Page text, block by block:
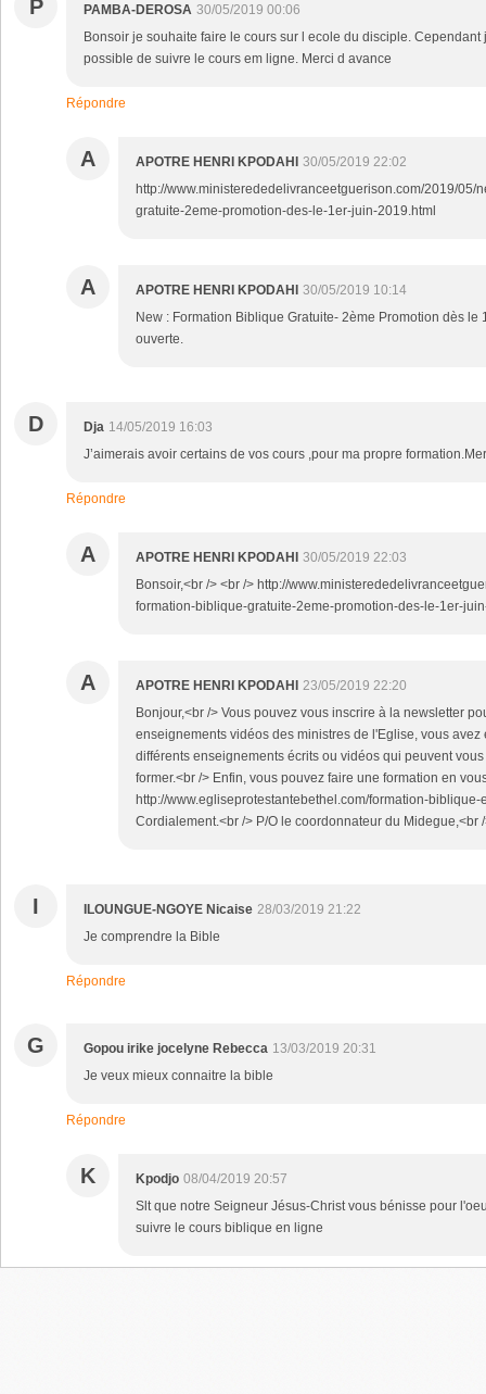
P PAMBA-DEROSA 30/05/2019 00:06
Bonsoir je souhaite faire le cours sur l ecole du disciple.
possible de suivre le cours em ligne. Merci d avance
Répondre
A APOTRE HENRI KPODAHI
30/05/2019 22:02
http://www.ministerededelivranceetguerison.com/2019/05/
gratuite-2eme-promotion-des-le-1er-juin-2019.html
A APOTRE HENRI KPODAHI
30/05/2019 10:14
New : Formation Biblique Gratuite- 2ème Promotion dès
ouverte.
D Dja 14/05/2019 16:03
J’aimerais avoir certains de vos cours ,pour ma propre
Répondre
A APOTRE HENRI KPODAHI
30/05/2019 22:03
Bonsoir,<br /> <br /> http://
formation-biblique-gratuite-2eme-promotion-des-le-1er-
A APOTRE HENRI KPODAHI
23/05/2019 22:20
Bonjour,<br /> Vous pouvez vous inscrire à la newsletter
enseignements vidéos des ministres de l'Eglise, vous
différents enseignements écrits ou vidéos qui peuvent
former.<br /> Enfin, vous pouvez faire une formation en
http://www.egliseprotestantebethel.com/formation-
Cordialement.<br /> P/O le coordonnateur du Midegue,<br
I ILOUNGUE-NGOYE Nicaise 28/03/2019 21:22
Je comprendre la Bible
Répondre
G Gopou irike jocelyne Rebecca 13/03/2019 20:31
Je veux mieux connaitre la bible
Répondre
K Kpodjo 08/04/2019 20:57
Slt que notre Seigneur Jésus-Christ vous bénisse pour
suivre le cours biblique en ligne